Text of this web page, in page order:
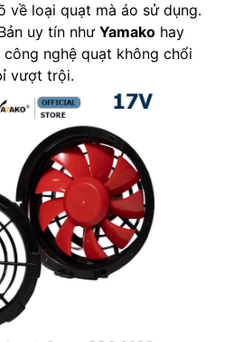
về loại quạt mà áo sử dụng.
uy tín như Yamako hay
nghệ quạt không chổi
vượt trội.